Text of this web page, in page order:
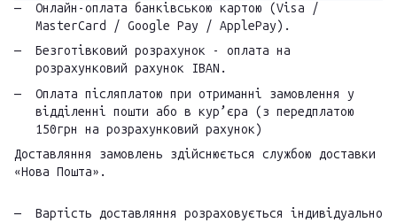
Онлайн-оплата банківською картою (Visa /
MasterCard / Google Pay / ApplePay).
Безготівковий розрахунок - оплата на
розрахунковий рахунок IBAN.
Оплата післяплатою при отриманні замовлення у
відділенні пошти або в кур’єра (з передплатою
150грн на розрахунковий рахунок)
Доставляння замовлень здійснюється службою доставки
«Нова Пошта».
Вартість доставляння розраховується індивідуально